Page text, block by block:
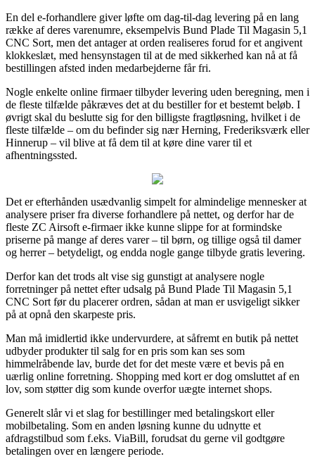
En del e-forhandlere giver løfte om dag-til-dag levering på en lang
række af deres varenumre, eksempelvis Bund Plade Til Magasin 5,1
CNC Sort, men det antager at orden realiseres forud for et angivent
klokkeslæt, med hensynstagen til at de med sikkerhed kan nå at få
bestillingen afsted inden medarbejderne får fri.
Nogle enkelte online firmaer tilbyder levering uden beregning, men i
de fleste tilfælde påkræves det at du bestiller for et bestemt beløb. I
øvrigt skal du beslutte sig for den billigste fragtløsning, hvilket i de
fleste tilfælde – om du befinder sig nær Herning, Frederiksværk eller
Hinnerup – vil blive at få dem til at køre dine varer til et
afhentningssted.
Det er efterhånden usædvanlig simpelt for almindelige mennesker at
analysere priser fra diverse forhandlere på nettet, og derfor har de
fleste ZC Airsoft e-firmaer ikke kunne slippe for at formindske
priserne på mange af deres varer – til børn, og tillige også til damer
og herrer – betydeligt, og endda nogle gange tilbyde gratis levering.
Derfor kan det trods alt vise sig gunstigt at analysere nogle
forretninger på nettet efter udsalg på Bund Plade Til Magasin 5,1
CNC Sort før du placerer ordren, sådan at man er usvigeligt sikker
på at opnå den skarpeste pris.
Man må imidlertid ikke undervurdere, at såfremt en butik på nettet
udbyder produkter til salg for en pris som kan ses som
himmelråbende lav, burde det for det meste være et bevis på en
uærlig online forretning. Shopping med kort er dog omsluttet af en
lov, som støtter dig som kunde overfor uægte internet shops.
Generelt slår vi et slag for bestillinger med betalingskort eller
mobilbetaling. Som en anden løsning kunne du udnytte et
afdragstilbud som f.eks. ViaBill, forudsat du gerne vil godtgøre
betalingen over en længere periode.